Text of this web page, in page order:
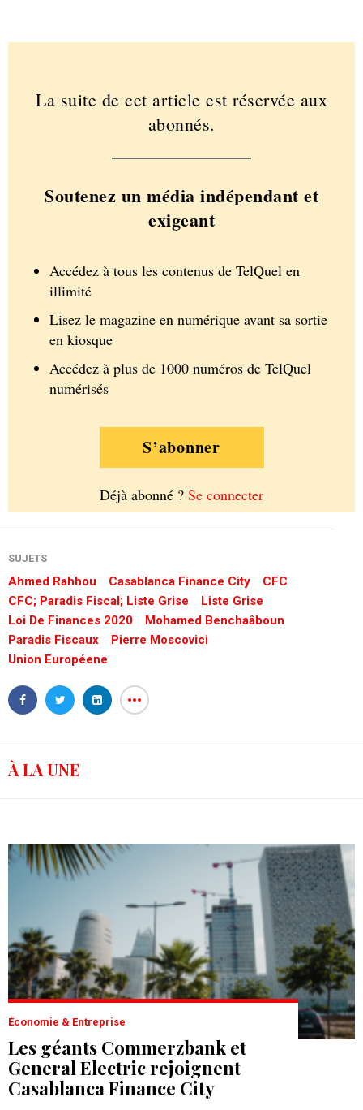
La suite de cet article est réservée aux
abonnés.
Soutenez un média indépendant et
exigeant
Accédez à tous les contenus de TelQuel en
illimité
Lisez le magazine en numérique avant sa sortie
en kiosque
Accédez à plus de 1000 numéros de TelQuel
numérisés
S’abonner
Déjà abonné ? Se connecter
SUJETS
Ahmed Rahhou Casablanca Finance City
CFC
CFC; Paradis Fiscal; Liste Grise
Liste Grise
Loi De Finances 2020
Mohamed Benchaâboun
Paradis Fiscaux
Pierre Moscovici
Union Européene
À LA UNE
Économie & Entreprise
Les géants Commerzbank et
General Electric rejoignent
Casablanca Finance City